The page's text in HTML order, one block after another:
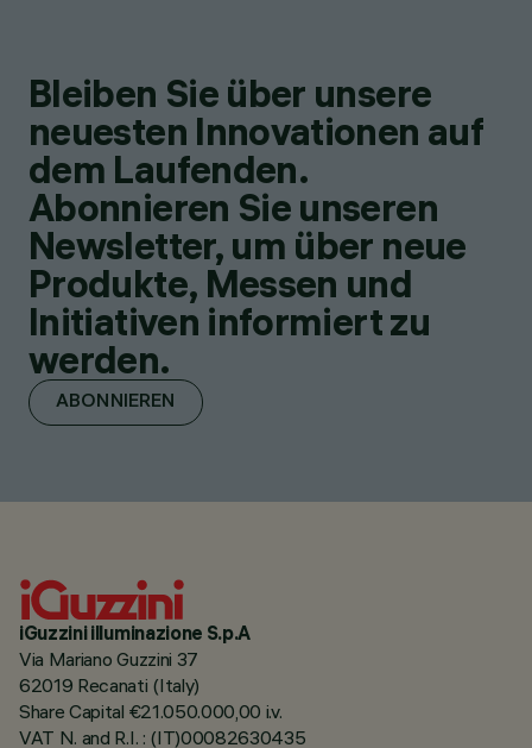
Bleiben Sie über unsere
neuesten Innovationen auf
dem Laufenden.
Abonnieren Sie unseren
Newsletter, um über neue
Produkte, Messen und
Initiativen informiert zu
werden.
ABONNIEREN
iGuzzini illuminazione S.p.A
Via Mariano Guzzini 37
62019 Recanati (Italy)
Share Capital €21.050.000,00 i.v.
VAT N. and R.I. : (IT)00082630435